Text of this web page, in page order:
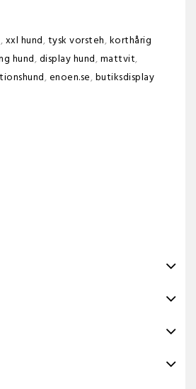
,xxl hund,tysk vorsteh,korthårig
hund,display hund,mattvit,
,enoen.se,butiksdisplay